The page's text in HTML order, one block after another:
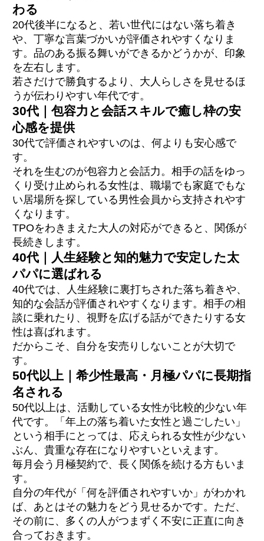
わる
20代後半になると、若い世代にはない落ち着き
や、丁寧な言葉づかいが評価されやすくなりま
す。品のある振る舞いができるかどうかが、印象
を左右します。
若さだけで勝負するより、大人らしさを見せるほ
うが伝わりやすい年代です。
30代｜包容力と会話スキルで癒し枠の安
心感を提供
30代で評価されやすいのは、何よりも安心感で
す。
それを生むのが包容力と会話力。相手の話をゆっ
くり受け止められる女性は、職場でも家庭でもな
い居場所を探している男性会員から支持されやす
くなります。
TPOをわきまえた大人の対応ができると、関係が
長続きします。
40代｜人生経験と知的魅力で安定した太
パパに選ばれる
40代では、人生経験に裏打ちされた落ち着きや、
知的な会話が評価されやすくなります。相手の相
談に乗れたり、視野を広げる話ができたりする女
性は喜ばれます。
だからこそ、自分を安売りしないことが大切で
す。
50代以上｜希少性最高・月極パパに長期指
名される
50代以上は、活動している女性が比較的少ない年
代です。「年上の落ち着いた女性と過ごしたい」
という相手にとっては、応えられる女性が少ない
ぶん、貴重な存在になりやすいといえます。
毎月会う月極契約で、長く関係を続ける方もいま
す。
自分の年代が「何を評価されやすいか」がわかれ
ば、あとはその魅力をどう見せるかです。ただ、
その前に、多くの人がつまずく不安に正直に向き
合っておきます。